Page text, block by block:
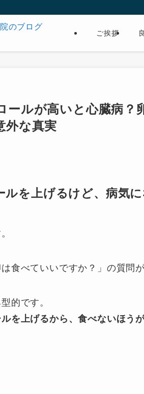
ご挨拶
ールが高いと心臓病？
外な真実
ルを上げるけど、病気
食べていいですか？」の質問が
的です。
を上げるから、食べないほうが